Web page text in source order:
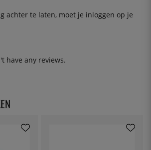
achter te laten, moet je inloggen op je
have any reviews.